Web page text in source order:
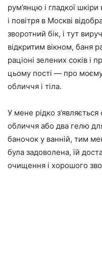
рум’янцю і гладкої
і повітря в Москві
зворотний бік, і тут
відкритим вікном, баня
раціоні зелених соків і
цьому пості — про
обличчя і тіла.
У мене рідко
обличчя або два гелю
баночок у ванній, тим
була задоволена, їй
очищення і хорошого